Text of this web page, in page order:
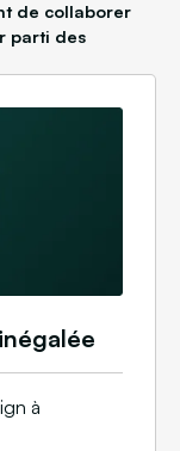
de collaborer
parti des
à